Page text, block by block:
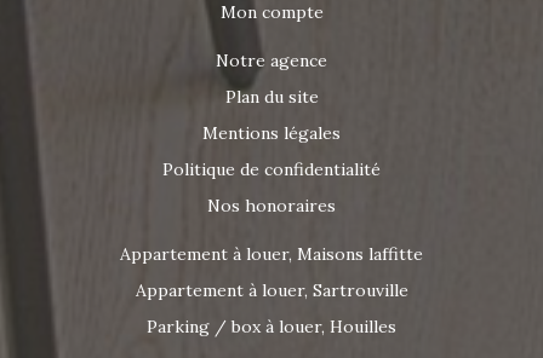
Mon compte
Notre agence
Plan du site
Mentions légales
Politique de confidentialité
Nos honoraires
Appartement à louer, Maisons laffitte
Appartement à louer, Sartrouville
Parking / box à louer, Houilles